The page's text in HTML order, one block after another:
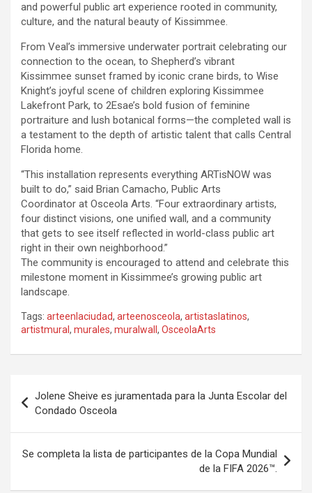
and powerful public art experience rooted in community,
culture, and the natural beauty of Kissimmee.
From Veal’s immersive underwater portrait celebrating our
connection to the ocean, to Shepherd’s vibrant
Kissimmee sunset framed by iconic crane birds, to Wise
Knight’s joyful scene of children exploring Kissimmee
Lakefront Park, to 2Esae’s bold fusion of feminine
portraiture and lush botanical forms—the completed wall is
a testament to the depth of artistic talent that calls Central
Florida home.
“This installation represents everything ARTisNOW was
built to do,” said Brian Camacho, Public Arts
Coordinator at Osceola Arts. “Four extraordinary artists,
four distinct visions, one unified wall, and a community
that gets to see itself reflected in world-class public art
right in their own neighborhood.”
The community is encouraged to attend and celebrate this
milestone moment in Kissimmee’s growing public art
landscape.
Tags: arteenlaciudad, arteenosceola, artistaslatinos,
artistmural, murales, muralwall , OsceolaArts
s
Jolene Sheive es juramentada para la Junta Escolar del
Condado Osceola
Se completa la lista de participantes de la Copa Mundial
de la FIFA 2026™.